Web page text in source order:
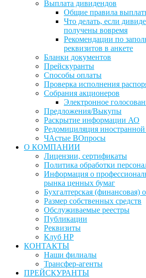
Выплата дивидендов
Общие правила
Что делать, если
получены вовремя
Рекомендации по
реквизитов в анкете
Бланки документов
Прейскуранты
Способы оплаты
Проверка исполнения
Собрания акционеров
Электронное
Предложения/Выкупы
Раскрытие информации АО
Редомициляция
ЧАстые ВОпросы
О КОМПАНИИ
Лицензии, сертификаты
Политика обработки
Информация о
рынка ценных бумаг
Бухгалтерская (финансовая)
Размер собственных средств
Обслуживаемые реестры
Публикации
Реквизиты
Клуб НР
КОНТАКТЫ
Наши филиалы
Трансфер-агенты
ПРЕЙСКУРАНТЫ